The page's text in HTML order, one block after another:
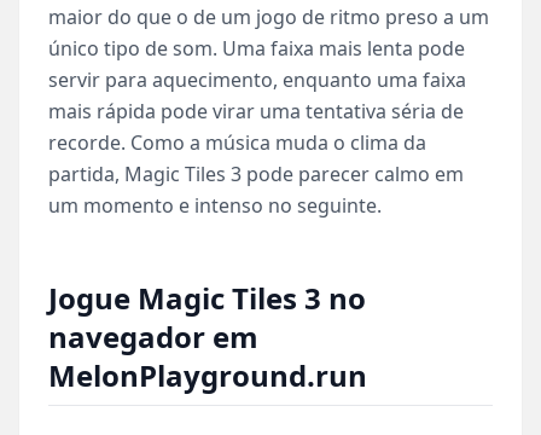
maior do que o de um jogo de ritmo preso a um
único tipo de som. Uma faixa mais lenta pode
servir para aquecimento, enquanto uma faixa
mais rápida pode virar uma tentativa séria de
recorde. Como a música muda o clima da
partida, Magic Tiles 3 pode parecer calmo em
um momento e intenso no seguinte.
Jogue Magic Tiles 3 no
navegador em
MelonPlayground.run